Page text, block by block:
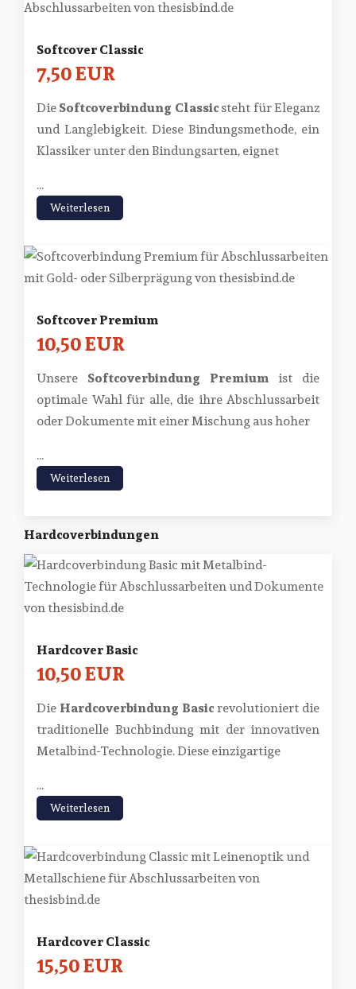
Softcover Classic
7,50 EUR
DieSoftcoverbindung Classicsteht für Eleganz
und Langlebigkeit. Diese Bindungsmethode, ein
Klassiker unter den Bindungsarten, eignet
...
Weiterlesen
Softcover Premium
10,50 EUR
Unsere Softcoverbindung Premium ist die
optimale Wahl für alle, die ihre Abschlussarbeit
oder Dokumente mit einer Mischung aus hoher
...
Weiterlesen
Hardcoverbindungen
Hardcover Basic
10,50 EUR
Die Hardcoverbindung Basicrevolutioniert die
traditionelle Buchbindung mit der innovativen
Metalbind-Technologie. Diese einzigartige
...
Weiterlesen
Hardcover Classic
15,50 EUR